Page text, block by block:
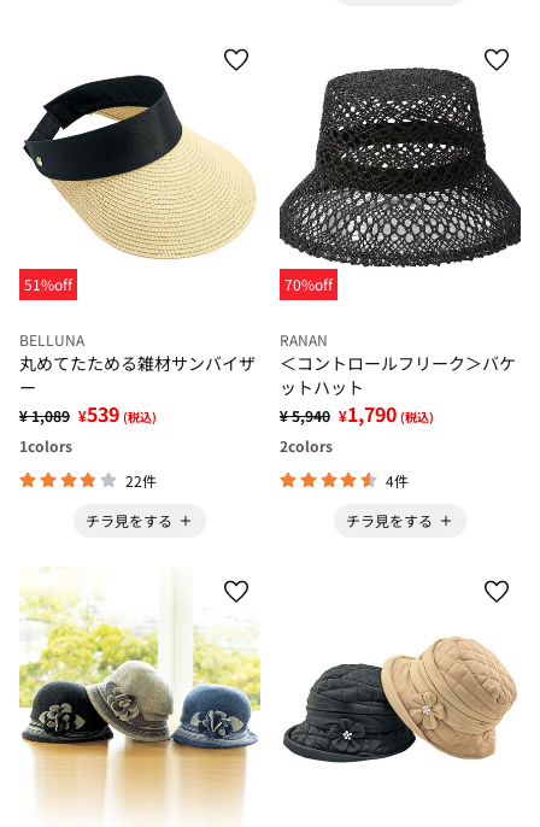
51%off
BELLUNA
丸めてたためる雑材サンバイザ
ー
¥ 1,089 ¥539 (税込)
1colors
22件
チラ見をする
70%off
RANAN
＜コントロールフリーク＞バケ
ットハット
¥ 5,940 ¥1,790 (税込)
2colors
4件
チラ見をする